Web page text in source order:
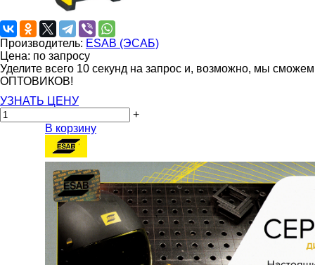
Производитель: ESAB (ЭСАБ)
Цена: по запросу
Уделите всего 10 секунд на запрос и, возможно, мы
ОПТОВИКОВ!
УЗНАТЬ ЦЕНУ
+
В корзину